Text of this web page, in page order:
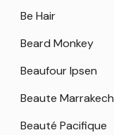
Be Hair
Beard Monkey
Beaufour Ipsen
Beaute Marrakech
Beauté Pacifique